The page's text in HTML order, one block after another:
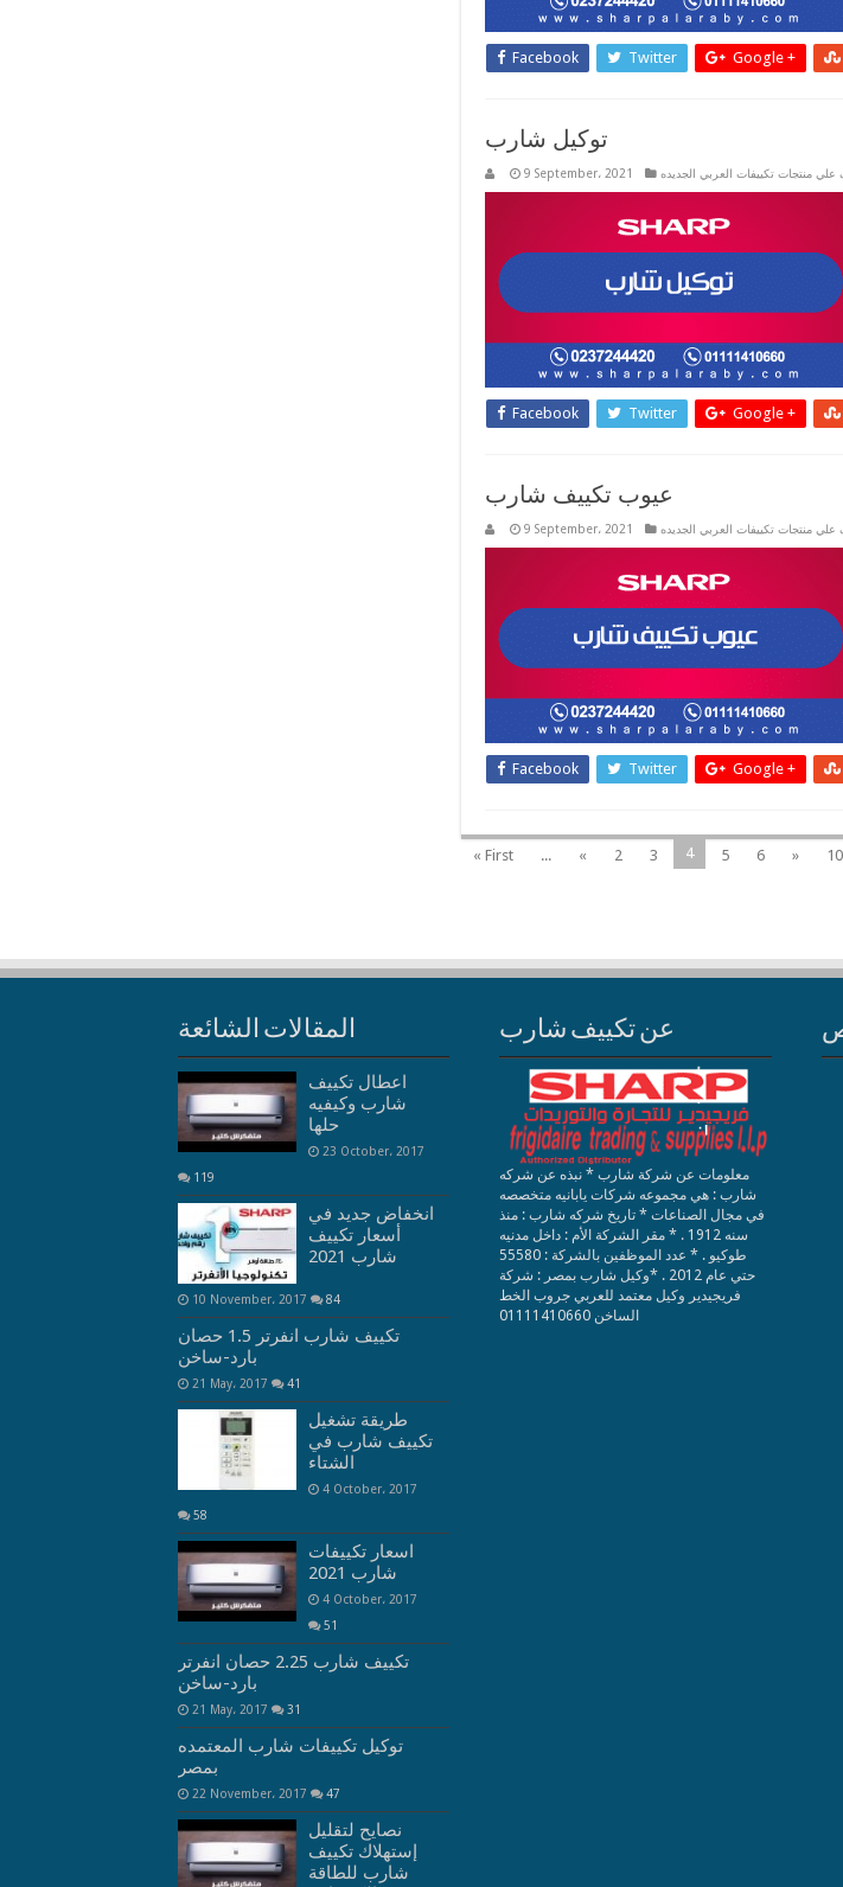
Facebook Twitter Google +
توكيل شارب
9 September، 2021 منتجات تكييفات العربي الجديده
Facebook Twitter Google +
عيوب تكييف شارب
9 September، 2021 منتجات تكييفات العربي الجديده
Facebook Twitter Google +
« First ... « 2 3 4 5 6 » 10
المقالات الشائعة
اعطال تكييف
شارب وكيفيه
حلها
23 October، 2017
119
انخفاض جديد في
أسعار تكييف
شارب 2021
10 November، 2017 84
تكييف شارب انفرتر 1.5 حصان
بارد-ساخن
21 May، 2017 41
طريقة تشغيل
تكييف شارب في
الشتاء
4 October، 2017
58
اسعار تكييفات
شارب 2021
4 October، 2017
51
تكييف شارب 2.25 حصان انفرتر
بارد-ساخن
21 May، 2017 31
توكيل تكييفات شارب المعتمده
بمصر
22 November، 2017 47
نصايح لتقليل
إستهلاك تكييف
شارب للطاقة
عن تكييف شارب
معلومات عن شركة شارب * نبذه عن شركه
شارب : هي مجموعه شركات يابانيه متخصصه
في مجال الصناعات * تاريخ شركه شارب : منذ
سنه 1912 . * مقر الشركة الأم : داخل مدنيه
طوكيو . * عدد الموظفين بالشركة : 55580
حتي عام 2012 . *وكيل شارب بمصر : شركة
فريجيدير وكيل معتمد للعربي جروب الخط
الساخن 01111410660